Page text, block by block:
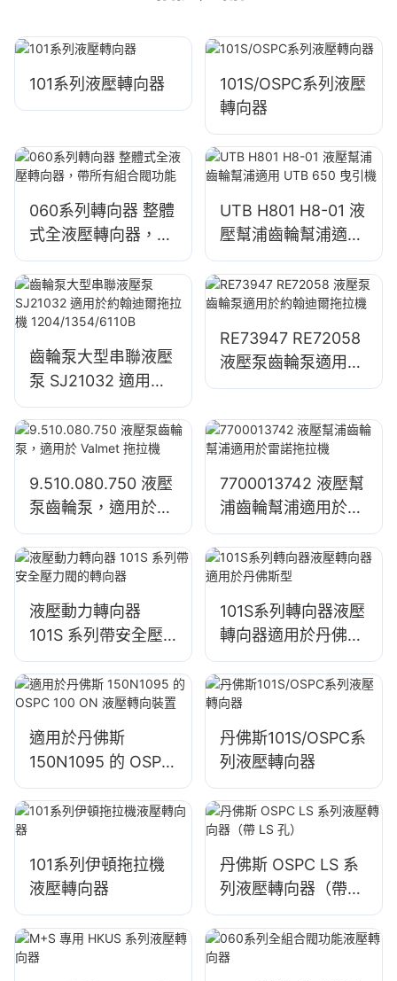
101系列液壓轉向器
101S/OSPC系列液壓
轉向器
060系列轉向器 整體
式全液壓轉向器，帶
所有組合閥功能
UTB H801 H8-01 液
壓幫浦齒輪幫浦適用
UTB 650 曳引機
齒輪泵大型串聯液壓
泵 SJ21032 適用於
約翰迪爾拖拉機
1204/1354/6110B
RE73947 RE72058
液壓泵齒輪泵適用於
約翰迪爾拖拉機
9.510.080.750 液壓
泵齒輪泵，適用於
Valmet 拖拉機
7700013742 液壓幫
浦齒輪幫浦適用於雷
諾拖拉機
液壓動力轉向器
101S 系列帶安全壓
力閥的轉向器
101S系列轉向器液壓
轉向器適用於丹佛斯
型
適用於丹佛斯
150N1095 的 OSPC
100 ON 液壓轉向裝
置
丹佛斯101S/OSPC系
列液壓轉向器
101系列伊頓拖拉機
液壓轉向器
丹佛斯 OSPC LS 系
列液壓轉向器（帶
LS 孔）